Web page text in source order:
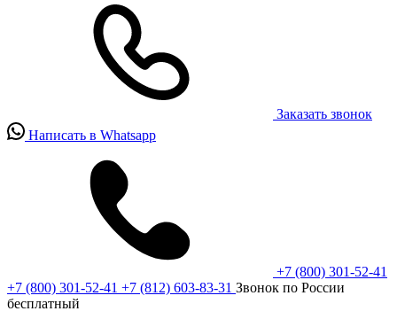
Заказать звонок
Написать в Whatsapp
+7 (800) 301-52-41
+7 (800) 301-52-41 +7 (812) 603-83-31 Звонок по России
бесплатный